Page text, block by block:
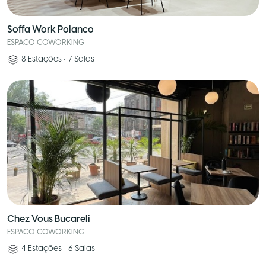
Soffa Work Polanco
ESPACO COWORKING
8 Estações • 7 Salas
Chez Vous Bucareli
ESPACO COWORKING
4 Estações • 6 Salas